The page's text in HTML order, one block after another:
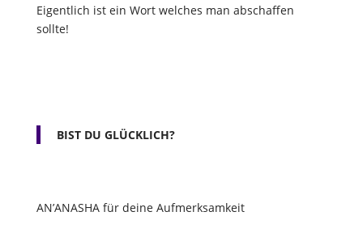
Eigentlich ist ein Wort welches man abschaffen
sollte!
BIST DU GLÜCKLICH?
AN’ANASHA für deine Aufmerksamkeit